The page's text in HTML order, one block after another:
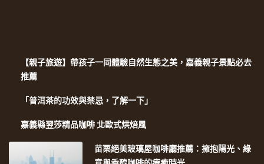
【親子旅遊】帶孩子一同體驗自然生態之美，嘉義親子景點必去
推薦
「普洱茶的功效與禁忌，了解一下」
嘉義縣翌莎精品咖啡 北歐式烘焙風
苗栗絕美玻璃屋咖啡廳推薦：擁抱陽光、綠